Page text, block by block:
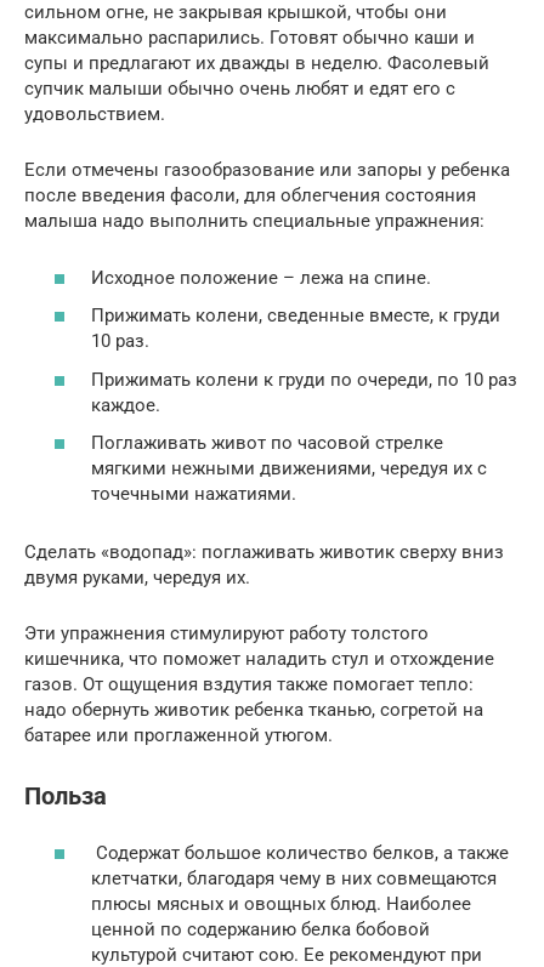
сильном огне, не закрывая крышкой, чтобы они
максимально распарились. Готовят обычно каши и
супы и предлагают их дважды в неделю. Фасолевый
супчик малыши обычно очень любят и едят его с
удовольствием.
Если отмечены газообразование или запоры у ребенка
после введения фасоли, для облегчения состояния
малыша надо выполнить специальные упражнения:
Исходное положение – лежа на спине.
Прижимать колени, сведенные вместе, к груди
10 раз.
Прижимать колени к груди по очереди, по 10 раз
каждое.
Поглаживать живот по часовой стрелке
мягкими нежными движениями, чередуя их с
точечными нажатиями.
Сделать «водопад»: поглаживать животик сверху вниз
двумя руками, чередуя их.
Эти упражнения стимулируют работу толстого
кишечника, что поможет наладить стул и отхождение
газов. От ощущения вздутия также помогает тепло:
надо обернуть животик ребенка тканью, согретой на
батарее или проглаженной утюгом.
Польза
Содержат большое количество белков, а также
клетчатки, благодаря чему в них совмещаются
плюсы мясных и овощных блюд. Наиболее
ценной по содержанию белка бобовой
культурой считают сою. Ее рекомендуют при